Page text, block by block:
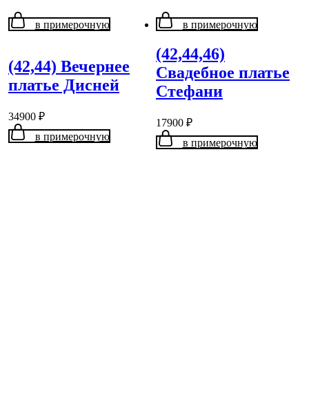
в примерочную
(42,44) Вечернее
платье Дисней
34900 ₽
в примерочную
в примерочную
(42,44,46)
Свадебное платье
Стефани
17900 ₽
в примерочную